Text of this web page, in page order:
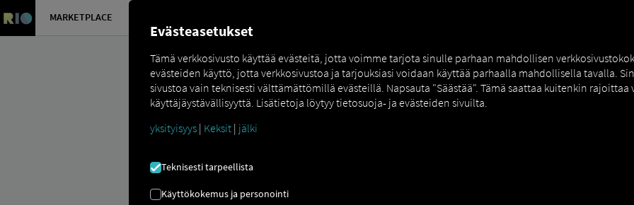
MARKETPLACE
Evästeasetukset
Tämä verkkosivusto käyttää evästeitä, jotta voimme tarjota sinulle parhaan mahdollisen
evästeiden käyttö, jotta verkkosivustoa ja tarjouksiasi voidaan käyttää parhaalla mahdollisella tavalla.
sivustoa vain teknisesti välttämättömillä evästeillä. Napsauta "Säästää". Tämä saattaa kuitenkin rajoittaa
käyttäjäystävällisyyttä. Lisätietoja löytyy tietosuoja- ja evästeiden sivuilta.
yksityisyys | Keksit | jälki
Teknisesti tarpeellista
Käyttökokemus ja personointi